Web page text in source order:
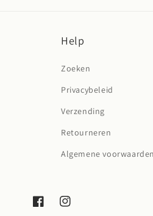
Help
Zoeken
Privacybeleid
Verzending
Retourneren
Algemene voorwaarden
FacebookInstagram